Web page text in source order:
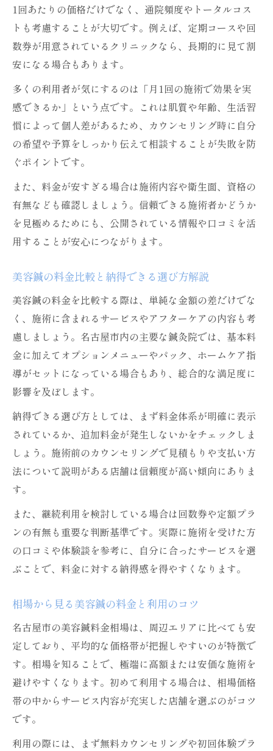
1回あたりの価格だけでなく、通院頻度やトータルコス
トも考慮することが大切です。例えば、定期コースや回
数券が用意されているクリニックなら、長期的に見て割
安になる場合もあります。
多くの利用者が気にするのは「月1回の施術で効果を実
感できるか」という点です。これは肌質や年齢、生活習
慣によって個人差があるため、カウンセリング時に自分
の希望や予算をしっかり伝えて相談することが失敗を防
ぐポイントです。
また、料金が安すぎる場合は施術内容や衛生面、資格の
有無なども確認しましょう。信頼できる施術者かどうか
を見極めるためにも、公開されている情報や口コミを活
用することが安心につながります。
美容鍼の料金比較と納得できる選び方解説
美容鍼の料金を比較する際は、単純な金額の差だけでな
く、施術に含まれるサービスやアフターケアの内容も考
慮しましょう。名古屋市内の主要な鍼灸院では、基本料
金に加えてオプションメニューやパック、ホームケア指
導がセットになっている場合もあり、総合的な満足度に
影響を及ぼします。
納得できる選び方としては、まず料金体系が明確に表示
されているか、追加料金が発生しないかをチェックしま
しょう。施術前のカウンセリングで見積もりや支払い方
法について説明がある店舗は信頼度が高い傾向にありま
す。
また、継続利用を検討している場合は回数券や定額プラ
ンの有無も重要な判断基準です。実際に施術を受けた方
の口コミや体験談を参考に、自分に合ったサービスを選
ぶことで、料金に対する納得感を得やすくなります。
相場から見る美容鍼の料金と利用のコツ
名古屋市の美容鍼料金相場は、周辺エリアに比べても安
定しており、平均的な価格帯が把握しやすいのが特徴で
す。相場を知ることで、極端に高額または安価な施術を
避けやすくなります。初めて利用する場合は、相場価格
帯の中からサービス内容が充実した店舗を選ぶのがコツ
です。
利用の際には、まず無料カウンセリングや初回体験プラ